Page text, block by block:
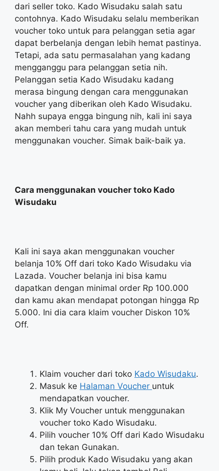
dari seller toko. Kado Wisudaku salah satu
contohnya. Kado Wisudaku selalu memberikan
voucher toko untuk para pelanggan setia agar
dapat berbelanja dengan lebih hemat pastinya.
Tetapi, ada satu permasalahan yang kadang
mengganggu para pelanggan setia nih.
Pelanggan setia Kado Wisudaku kadang
merasa bingung dengan cara menggunakan
voucher yang diberikan oleh Kado Wisudaku.
Nahh supaya engga bingung nih, kali ini saya
akan memberi tahu cara yang mudah untuk
menggunakan voucher. Simak baik-baik ya.
Cara menggunakan voucher toko Kado
Wisudaku
Kali ini saya akan menggunakan voucher
belanja 10% Off dari toko Kado Wisudaku via
Lazada. Voucher belanja ini bisa kamu
dapatkan dengan minimal order Rp 100.000
dan kamu akan mendapat potongan hingga Rp
5.000. Ini dia cara klaim voucher Diskon 10%
Off.
Klaim voucher dari toko Kado Wisudaku.
Masuk ke Halaman Voucher untuk
mendapatkan voucher.
Klik My Voucher untuk menggunakan
voucher toko Kado Wisudaku.
Pilih voucher 10% Off dari Kado Wisudaku
dan tekan Gunakan.
Pilih produk Kado Wisudaku yang akan